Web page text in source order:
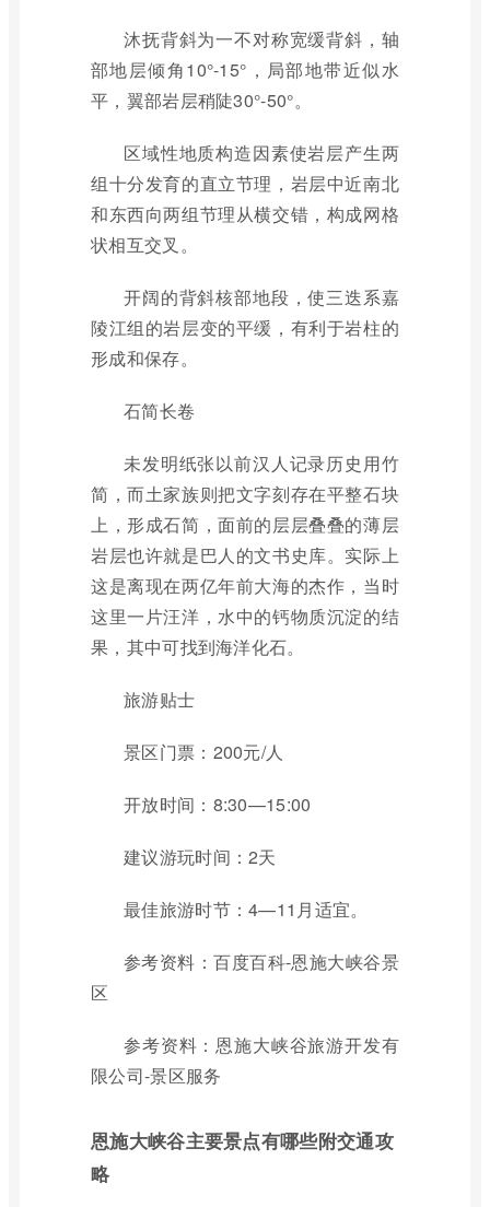
沐抚背斜为一不对称宽缓背斜，轴
部地层倾角10°-15°，局部地带近似水
平，翼部岩层稍陡30°-50°。
区域性地质构造因素使岩层产生两
组十分发育的直立节理，岩层中近南北
和东西向两组节理从横交错，构成网格
状相互交叉。
开阔的背斜核部地段，使三迭系嘉
陵江组的岩层变的平缓，有利于岩柱的
形成和保存。
石简长卷
未发明纸张以前汉人记录历史用竹
简，而土家族则把文字刻存在平整石块
上，形成石简，面前的层层叠叠的薄层
岩层也许就是巴人的文书史库。实际上
这是离现在两亿年前大海的杰作，当时
这里一片汪洋，水中的钙物质沉淀的结
果，其中可找到海洋化石。
旅游贴士
景区门票：200元/人
开放时间：8:30—15:00
建议游玩时间：2天
最佳旅游时节：4—11月适宜。
参考资料：百度百科-恩施大峡谷景
区
参考资料：恩施大峡谷旅游开发有
限公司-景区服务
恩施大峡谷主要景点有哪些附交通攻
略